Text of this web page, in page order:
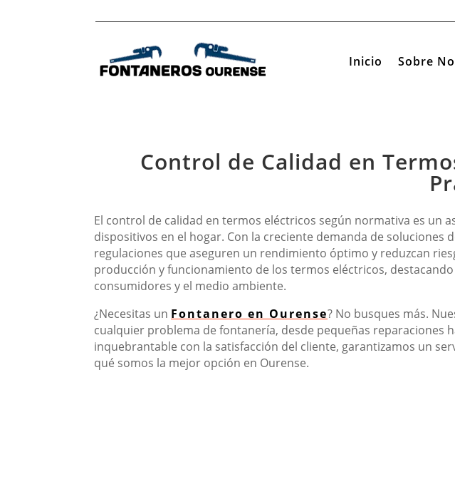
Inicio Sobre
Control de Calidad en
El control de calidad en termos eléctricos según normativa es un
dispositivos en el hogar. Con la creciente demanda de soluciones
regulaciones que aseguren un rendimiento óptimo y reduzcan
producción y funcionamiento de los termos eléctricos,
consumidores y el medio ambiente.
¿Necesitas un Fontanero en Ourense? No busques más.
cualquier problema de fontanería, desde pequeñas reparaciones
inquebrantable con la satisfacción del cliente, garantizamos un
qué somos la mejor opción en Ourense.